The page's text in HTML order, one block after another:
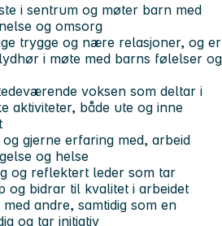
i sentrum og møter barn med
og omsorg
trygge og nære relasjoner, og er
i møte med barns følelser og
voksen som deltar i
aktiviteter, både ute og inne
gjerne erfaring med, arbeid
og helse
og reflektert leder som tar
og bidrar til kvalitet i arbeidet
andre, samtidig som en
og tar initiativ